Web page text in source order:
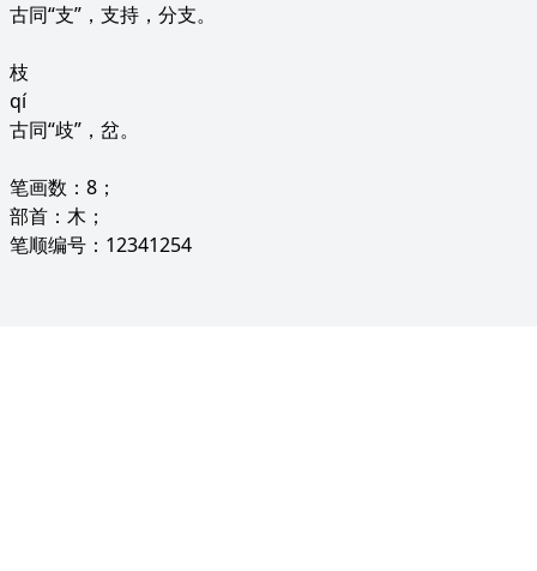
古同“支”，支持，分支。
枝
qí
古同“歧”，岔。
笔画数：8；
部首：木；
笔顺编号：12341254